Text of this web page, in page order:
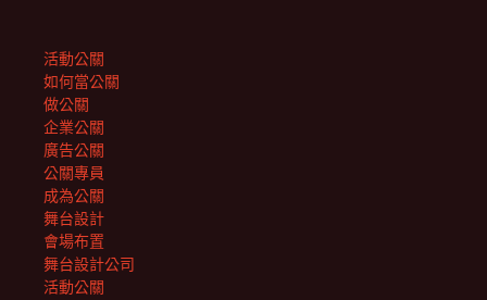
活動公關
如何當公關
做公關
企業公關
廣告公關
公關專員
成為公關
舞台設計
會場布置
舞台設計公司
活動公關